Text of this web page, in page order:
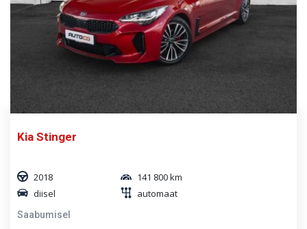
Kia Stinger
2018
141 800 km
diisel
automaat
Saabumisel